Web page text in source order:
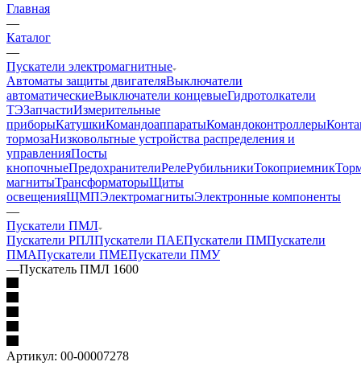
Главная
—
Каталог
—
Пускатели электромагнитные
Автоматы защиты двигателяВыключатели
автоматическиеВыключатели концевыеГидротолкатели
ТЭЗапчастиИзмерительные
приборыКатушкиКомандоаппаратыКомандоконтроллеры
тормозаНизковольтные устройства распределения и
управленияПосты
кнопочныеПредохранителиРелеРубильникиТокоприемник
магнитыТрансформаторыЩиты
освещенияЩМПЭлектромагнитыЭлектронные компоненты
—
Пускатели ПМЛ
Пускатели РПЛПускатели ПАЕПускатели ПМПускатели
ПМАПускатели ПМЕПускатели ПМУ
—Пускатель ПМЛ 1600
Артикул: 00-00007278